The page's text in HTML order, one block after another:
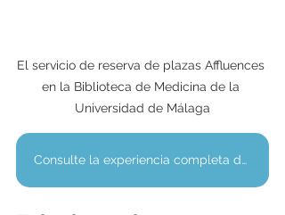
El servicio de reserva de plazas Affluences
en la Biblioteca de Medicina de la
Universidad de Málaga
Consulte la experiencia completa de la Universidad Jean Moulin de Lyon 3 (en francés)